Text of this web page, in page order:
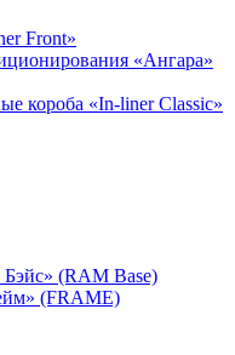
Front»
«Ангара»
короба «In-liner Classic»
(RAM Base)
(FRAME)